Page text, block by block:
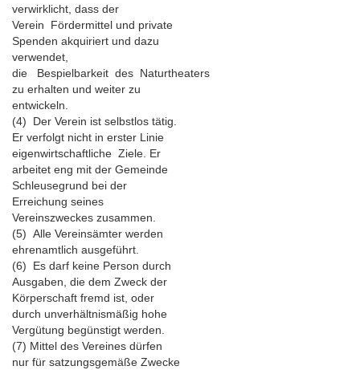
verwirklicht, dass der
Verein Fördermittel und private
Spenden akquiriert und dazu
verwendet,
die Bespielbarkeit des Naturtheaters
zu erhalten und weiter zu
entwickeln.
(4) Der Verein ist selbstlos tätig.
Er verfolgt nicht in erster Linie
eigenwirtschaftliche Ziele. Er
arbeitet eng mit der Gemeinde
Schleusegrund bei der
Erreichung seines
Vereinszweckes zusammen.
(5) Alle Vereinsämter werden
ehrenamtlich ausgeführt.
(6) Es darf keine Person durch
Ausgaben, die dem Zweck der
Körperschaft fremd ist, oder
durch unverhältnismäßig hohe
Vergütung begünstigt werden.
(7) Mittel des Vereines dürfen
nur für satzungsgemäße Zwecke